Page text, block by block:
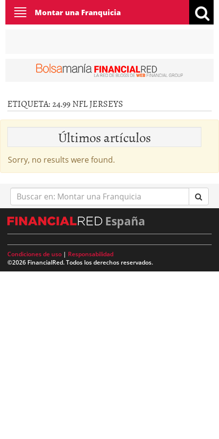
Toggle
navigation
Montar una Franquicia
ETIQUETA:24.99 NFL JERSEYS
Últimos artículos
Sorry, no results were found.
Buscar
en:
España
Condiciones de uso | Responsabilidad
©2026 FinancialRed. Todos los derechos reservados.